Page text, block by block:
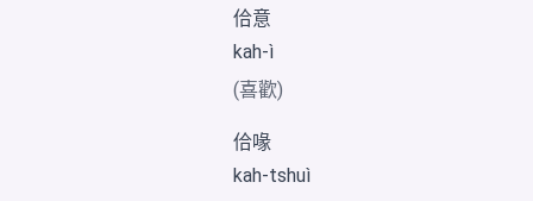
佮意
kah-ì
(喜歡)
佮喙
kah-tshuì